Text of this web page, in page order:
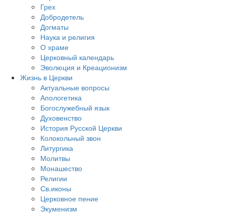
Грех
Добродетель
Догматы
Наука и религия
О храме
Церковный календарь
Эволюция и Креационизм
Жизнь в Церкви
Актуальные вопросы
Апологетика
Богослужебный язык
Духовенство
История Русской Церкви
Колокольный звон
Литургика
Молитвы
Монашество
Религии
Св.иконы
Церковное пение
Экуменизм